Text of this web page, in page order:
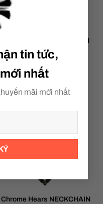
tin tức,
nhất
mãi mới nhất
Chrome Hearts AMERICAN
FLAG
30,000,000
Chrome Hears NECKCHAIN